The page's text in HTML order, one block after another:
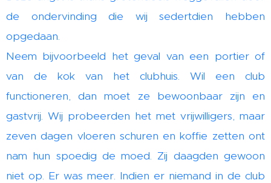
de ondervinding die wij sedertdien hebben
opgedaan.
Neem bijvoorbeeld het geval van een portier of
van de kok van het clubhuis. Wil een club
functioneren, dan moet ze bewoonbaar zijn en
gastvrij. Wij probeerden het met vrijwilligers, maar
zeven dagen vloeren schuren en koffie zetten ont
nam hun spoedig de moed. Zij daagden gewoon
niet op. Er was meer. Indien er niemand in de club